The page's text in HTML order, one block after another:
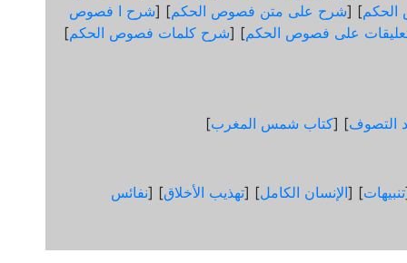
] [شرح على متن فصوص الحكم] [شرح ا فصوص
على فصوص الحكم] [شرح كلمات فصوص الحكم]
التصوف] [كتاب شمس المغرب]
تنبيهات] [الإنسان الكامل] [تهذيب الأخلاق] [نفائس